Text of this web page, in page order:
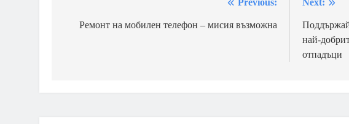
Previous:
Ремонт на мобилен телефон – мисия възможна
Next:
най-
отпадъци